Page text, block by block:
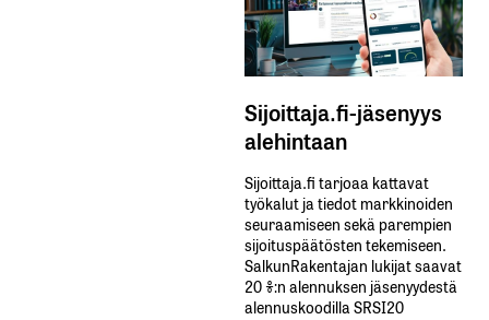
Sijoittaja.fi-jäsenyys
alehintaan
Sijoittaja.fi tarjoaa kattavat
työkalut ja tiedot markkinoiden
seuraamiseen sekä parempien
sijoituspäätösten tekemiseen.
SalkunRakentajan lukijat saavat
20 %:n alennuksen jäsenyydestä
alennuskoodilla SRSI20